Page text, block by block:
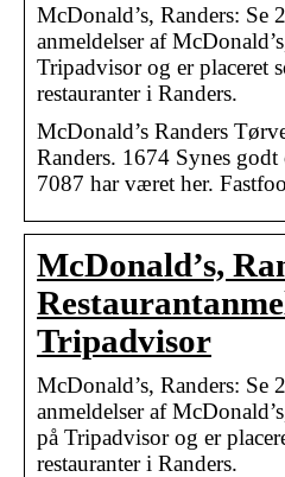
McDonald’s, Randers: Se
anmeldelser af
Tripadvisor og er placeret
restauranter i Randers.
McDonald’s Randers
Randers. 1674 Synes godt
7087 har været her.
McDonald’s,
Tripadvisor
McDonald’s, Randers: Se
anmeldelser af
på Tripadvisor og er
restauranter i Randers.